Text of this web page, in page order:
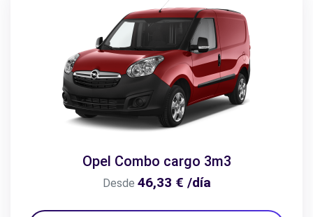
Opel Combo cargo 3m3
Desde 46,33 € /día